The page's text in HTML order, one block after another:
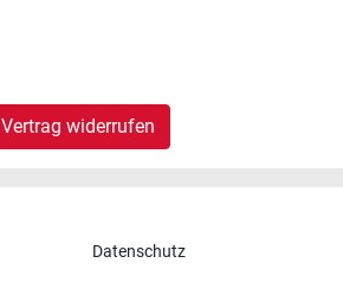
Vertrag widerrufen
Datenschutz